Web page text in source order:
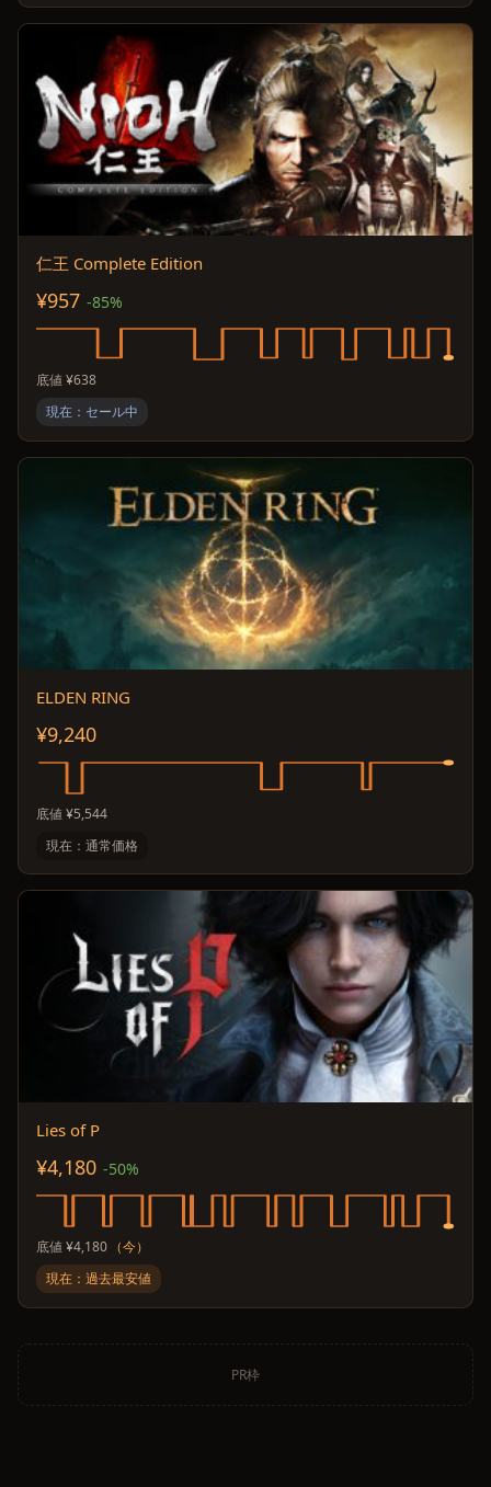
仁王 Complete Edition
¥957 -85%
底値 ¥638
現在：セール中
ELDEN RING
¥9,240
底値 ¥5,544
現在：通常価格
Lies of P
¥4,180 -50%
底値 ¥4,180 （今）
現在：過去最安値
PR枠